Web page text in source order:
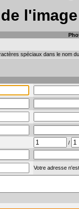
spéciaux dans le nom
/
Votre adresse